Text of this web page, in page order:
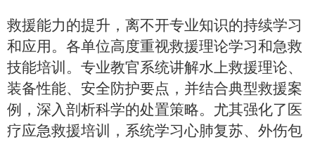
救援能力的提升，离不开专业知识的持续学习
和应用。各单位高度重视救援理论学习和急救
技能培训。专业教官系统讲解水上救援理论、
装备性能、安全防护要点，并结合典型救援案
例，深入剖析科学的处置策略。尤其强化了 医
疗应急救援培训，系统学习心肺复苏、外伤包